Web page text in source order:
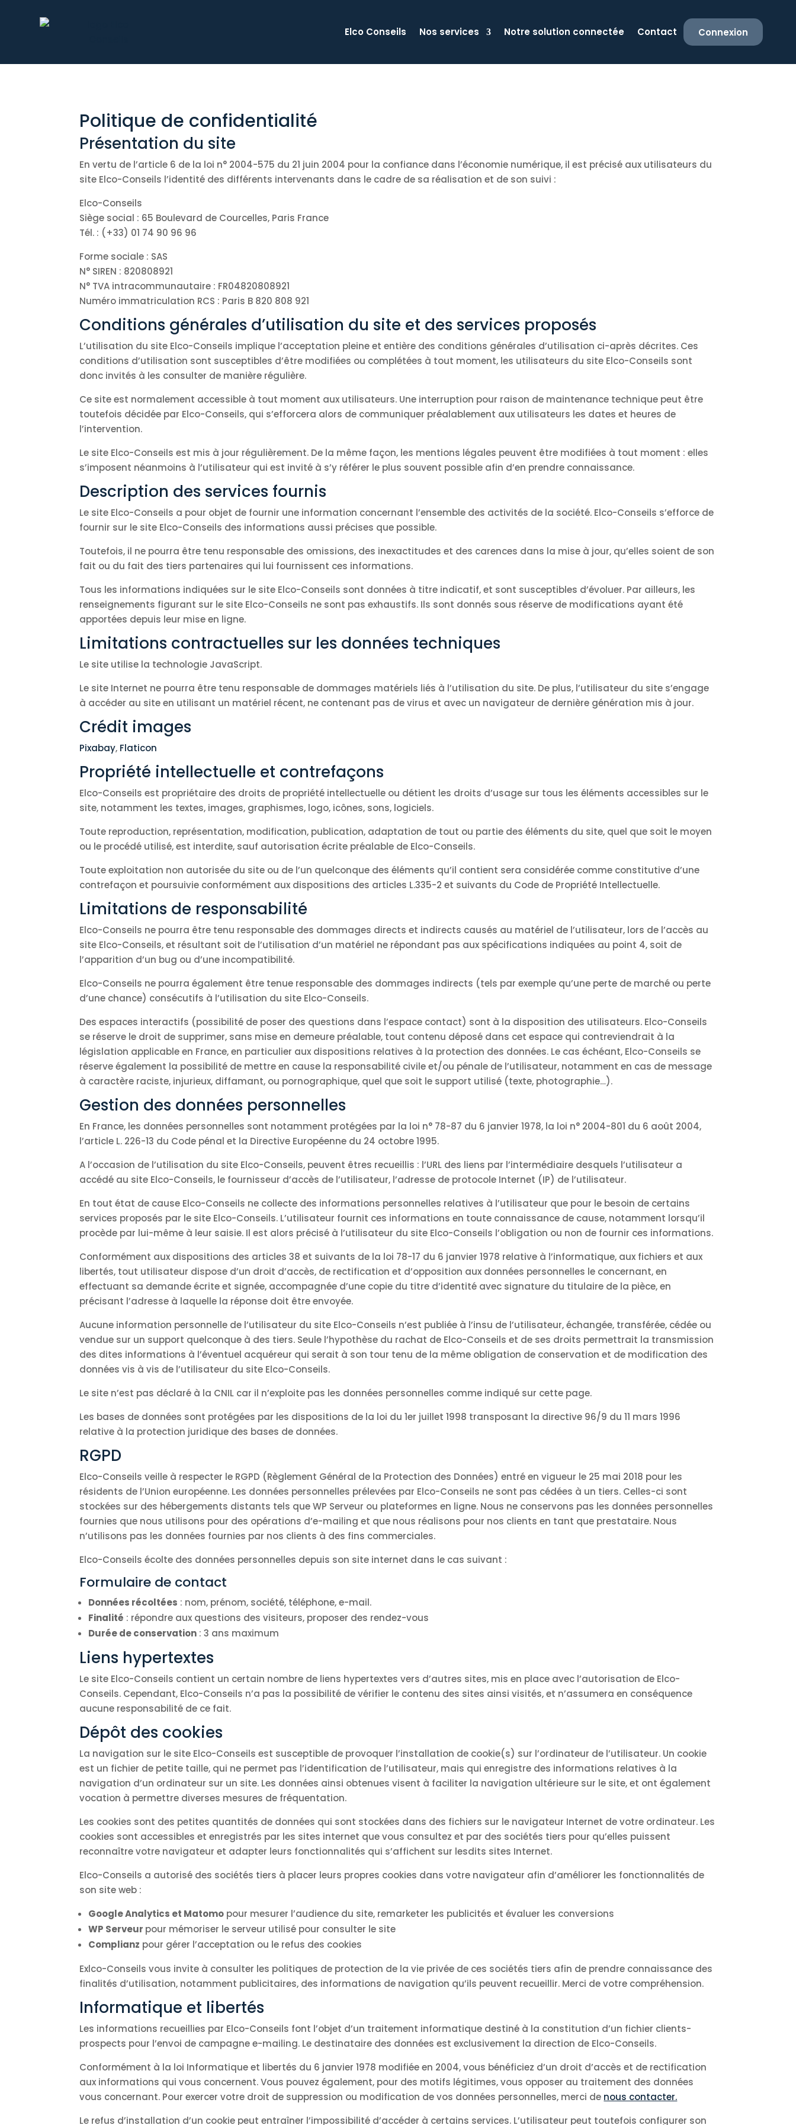
Elco Conseils Nos services Notre solution connectée Contact Connexion
Politique de confidentialité
Présentation du site
En vertu de l’article 6 de la loi n° 2004-575 du 21 juin 2004 pour la confiance dans l’économie numérique, il est précisé aux utilisateurs du
site Elco-Conseils l’identité des différents intervenants dans le cadre de sa réalisation et de son suivi :
Elco-Conseils
Siège social : 65 Boulevard de Courcelles, Paris France
Tél. : (+33) 01 74 90 96 96
Forme sociale : SAS
N° SIREN : 820808921
N° TVA intracommunautaire : FR04820808921
Numéro immatriculation RCS : Paris B 820 808 921
Conditions générales d’utilisation du site et des services proposés
L’utilisation du site Elco-Conseils implique l’acceptation pleine et entière des conditions générales d’utilisation ci-après décrites. Ces
conditions d’utilisation sont susceptibles d’être modifiées ou complétées à tout moment, les utilisateurs du site Elco-Conseils sont
donc invités à les consulter de manière régulière.
Ce site est normalement accessible à tout moment aux utilisateurs. Une interruption pour raison de maintenance technique peut être
toutefois décidée par Elco-Conseils, qui s’efforcera alors de communiquer préalablement aux utilisateurs les dates et heures de
l’intervention.
Le site Elco-Conseils est mis à jour régulièrement. De la même façon, les mentions légales peuvent être modifiées à tout moment : elles
s’imposent néanmoins à l’utilisateur qui est invité à s’y référer le plus souvent possible afin d’en prendre connaissance.
Description des services fournis
Le site Elco-Conseils a pour objet de fournir une information concernant l’ensemble des activités de la société. Elco-Conseils s’efforce de
fournir sur le site Elco-Conseils des informations aussi précises que possible.
Toutefois, il ne pourra être tenu responsable des omissions, des inexactitudes et des carences dans la mise à jour, qu’elles soient de son
fait ou du fait des tiers partenaires qui lui fournissent ces informations.
Tous les informations indiquées sur le site Elco-Conseils sont données à titre indicatif, et sont susceptibles d’évoluer. Par ailleurs, les
renseignements figurant sur le site Elco-Conseils ne sont pas exhaustifs. Ils sont donnés sous réserve de modifications ayant été
apportées depuis leur mise en ligne.
Limitations contractuelles sur les données techniques
Le site utilise la technologie JavaScript.
Le site Internet ne pourra être tenu responsable de dommages matériels liés à l’utilisation du site. De plus, l’utilisateur du site s’engage
à accéder au site en utilisant un matériel récent, ne contenant pas de virus et avec un navigateur de dernière génération mis à jour.
Crédit images
Pixabay, Flaticon
Propriété intellectuelle et contrefaçons
Elco-Conseils est propriétaire des droits de propriété intellectuelle ou détient les droits d’usage sur tous les éléments accessibles sur le
site, notamment les textes, images, graphismes, logo, icônes, sons, logiciels.
Toute reproduction, représentation, modification, publication, adaptation de tout ou partie des éléments du site, quel que soit le moyen
ou le procédé utilisé, est interdite, sauf autorisation écrite préalable de Elco-Conseils.
Toute exploitation non autorisée du site ou de l’un quelconque des éléments qu’il contient sera considérée comme constitutive d’une
contrefaçon et poursuivie conformément aux dispositions des articles L.335-2 et suivants du Code de Propriété Intellectuelle.
Limitations de responsabilité
Elco-Conseils ne pourra être tenu responsable des dommages directs et indirects causés au matériel de l’utilisateur, lors de l’accès au
site Elco-Conseils, et résultant soit de l’utilisation d’un matériel ne répondant pas aux spécifications indiquées au point 4, soit de
l’apparition d’un bug ou d’une incompatibilité.
Elco-Conseils ne pourra également être tenue responsable des dommages indirects (tels par exemple qu’une perte de marché ou perte
d’une chance) consécutifs à l’utilisation du site Elco-Conseils.
Des espaces interactifs (possibilité de poser des questions dans l’espace contact) sont à la disposition des utilisateurs. Elco-Conseils
se réserve le droit de supprimer, sans mise en demeure préalable, tout contenu déposé dans cet espace qui contreviendrait à la
législation applicable en France, en particulier aux dispositions relatives à la protection des données. Le cas échéant, Elco-Conseils se
réserve également la possibilité de mettre en cause la responsabilité civile et/ou pénale de l’utilisateur, notamment en cas de message
à caractère raciste, injurieux, diffamant, ou pornographique, quel que soit le support utilisé (texte, photographie…).
Gestion des données personnelles
En France, les données personnelles sont notamment protégées par la loi n° 78-87 du 6 janvier 1978, la loi n° 2004-801 du 6 août 2004,
l’article L. 226-13 du Code pénal et la Directive Européenne du 24 octobre 1995.
A l’occasion de l’utilisation du site Elco-Conseils, peuvent êtres recueillis : l’URL des liens par l’intermédiaire desquels l’utilisateur a
accédé au site Elco-Conseils, le fournisseur d’accès de l’utilisateur, l’adresse de protocole Internet (IP) de l’utilisateur.
En tout état de cause Elco-Conseils ne collecte des informations personnelles relatives à l’utilisateur que pour le besoin de certains
services proposés par le site Elco-Conseils. L’utilisateur fournit ces informations en toute connaissance de cause, notamment lorsqu’il
procède par lui-même à leur saisie. Il est alors précisé à l’utilisateur du site Elco-Conseils l’obligation ou non de fournir ces informations.
Conformément aux dispositions des articles 38 et suivants de la loi 78-17 du 6 janvier 1978 relative à l’informatique, aux fichiers et aux
libertés, tout utilisateur dispose d’un droit d’accès, de rectification et d’opposition aux données personnelles le concernant, en
effectuant sa demande écrite et signée, accompagnée d’une copie du titre d’identité avec signature du titulaire de la pièce, en
précisant l’adresse à laquelle la réponse doit être envoyée.
Aucune information personnelle de l’utilisateur du site Elco-Conseils n’est publiée à l’insu de l’utilisateur, échangée, transférée, cédée ou
vendue sur un support quelconque à des tiers. Seule l’hypothèse du rachat de Elco-Conseils et de ses droits permettrait la transmission
des dites informations à l’éventuel acquéreur qui serait à son tour tenu de la même obligation de conservation et de modification des
données vis à vis de l’utilisateur du site Elco-Conseils.
Le site n’est pas déclaré à la CNIL car il n’exploite pas les données personnelles comme indiqué sur cette page.
Les bases de données sont protégées par les dispositions de la loi du 1er juillet 1998 transposant la directive 96/9 du 11 mars 1996
relative à la protection juridique des bases de données.
RGPD
Elco-Conseils veille à respecter le RGPD (Règlement Général de la Protection des Données) entré en vigueur le 25 mai 2018 pour les
résidents de l’Union européenne. Les données personnelles prélevées par Elco-Conseils ne sont pas cédées à un tiers. Celles-ci sont
stockées sur des hébergements distants tels que WP Serveur ou plateformes en ligne. Nous ne conservons pas les données personnelles
fournies que nous utilisons pour des opérations d’e-mailing et que nous réalisons pour nos clients en tant que prestataire. Nous
n’utilisons pas les données fournies par nos clients à des fins commerciales.
Elco-Conseils écolte des données personnelles depuis son site internet dans le cas suivant :
Formulaire de contact
Données récoltées : nom, prénom, société, téléphone, e-mail.
Finalité : répondre aux questions des visiteurs, proposer des rendez-vous
Durée de conservation : 3 ans maximum
Liens hypertextes
Le site Elco-Conseils contient un certain nombre de liens hypertextes vers d’autres sites, mis en place avec l’autorisation de Elco-
Conseils. Cependant, Elco-Conseils n’a pas la possibilité de vérifier le contenu des sites ainsi visités, et n’assumera en conséquence
aucune responsabilité de ce fait.
Dépôt des cookies
La navigation sur le site Elco-Conseils est susceptible de provoquer l’installation de cookie(s) sur l’ordinateur de l’utilisateur. Un cookie
est un fichier de petite taille, qui ne permet pas l’identification de l’utilisateur, mais qui enregistre des informations relatives à la
navigation d’un ordinateur sur un site. Les données ainsi obtenues visent à faciliter la navigation ultérieure sur le site, et ont également
vocation à permettre diverses mesures de fréquentation.
Les cookies sont des petites quantités de données qui sont stockées dans des fichiers sur le navigateur Internet de votre ordinateur. Les
cookies sont accessibles et enregistrés par les sites internet que vous consultez et par des sociétés tiers pour qu’elles puissent
reconnaître votre navigateur et adapter leurs fonctionnalités qui s’affichent sur lesdits sites Internet.
Elco-Conseils a autorisé des sociétés tiers à placer leurs propres cookies dans votre navigateur afin d’améliorer les fonctionnalités de
son site web :
Google Analytics et Matomo pour mesurer l’audience du site, remarketer les publicités et évaluer les conversions
WP Serveur pour mémoriser le serveur utilisé pour consulter le site
Complianz pour gérer l’acceptation ou le refus des cookies
Exlco-Conseils vous invite à consulter les politiques de protection de la vie privée de ces sociétés tiers afin de prendre connaissance des
finalités d’utilisation, notamment publicitaires, des informations de navigation qu’ils peuvent recueillir. Merci de votre compréhension.
Informatique et libertés
Les informations recueillies par Elco-Conseils font l’objet d’un traitement informatique destiné à la constitution d’un fichier clients-
prospects pour l’envoi de campagne e-mailing. Le destinataire des données est exclusivement la direction de Elco-Conseils.
Conformément à la loi Informatique et libertés du 6 janvier 1978 modifiée en 2004, vous bénéficiez d’un droit d’accès et de rectification
aux informations qui vous concernent. Vous pouvez également, pour des motifs légitimes, vous opposer au traitement des données
vous concernant. Pour exercer votre droit de suppression ou modification de vos données personnelles, merci de nous contacter.
Le refus d’installation d’un cookie peut entraîner l’impossibilité d’accéder à certains services. L’utilisateur peut toutefois configurer son